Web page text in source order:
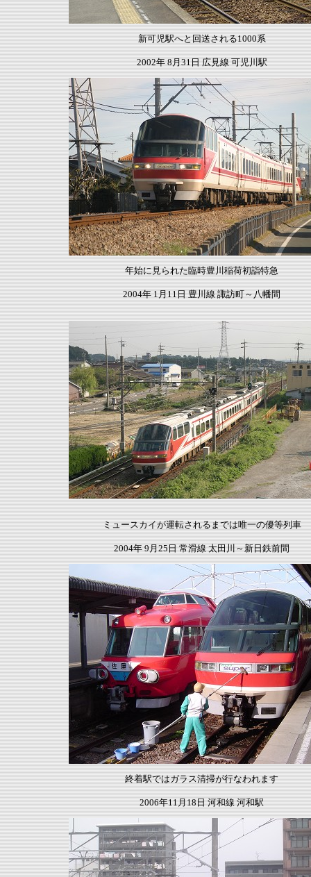
新可児駅へと回送される1000系
2002年 8月31日 広見線 可児川駅
年始に見られた臨時豊川稲荷初詣特急
2004年 1月11日 豊川線諏訪町～八幡間
ミュースカイが運転されるまでは唯一の優等列車
2004年 9月25日 常滑線 太田川～新日鉄前間
終着駅ではガラス清掃が行なわれます
2006年11月18日 河和線 河和駅